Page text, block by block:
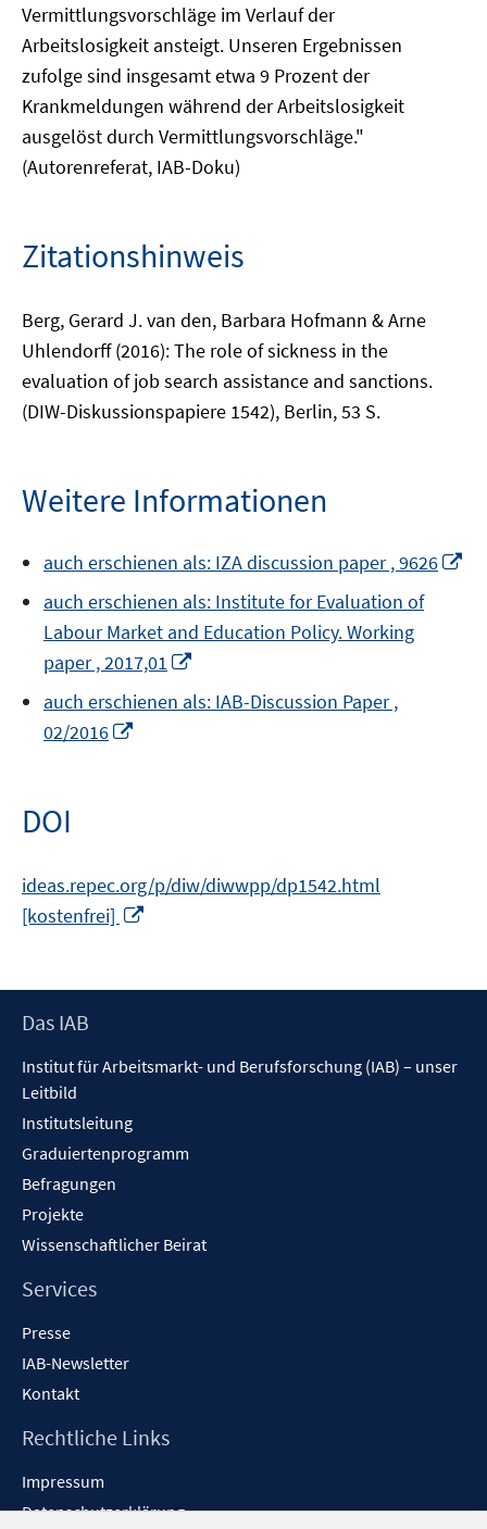
Vermittlungsvorschläge im Verlauf der
Arbeitslosigkeit ansteigt. Unseren Ergebnissen
zufolge sind insgesamt etwa 9 Prozent der
Krankmeldungen während der Arbeitslosigkeit
ausgelöst durch Vermittlungsvorschläge."
(Autorenreferat, IAB-Doku)
Zitationshinweis
Berg, Gerard J. van den, Barbara Hofmann & Arne
Uhlendorff (2016): The role of sickness in the
evaluation of job search assistance and sanctions.
(DIW-Diskussionspapiere 1542), Berlin, 53 S.
Weitere Informationen
auch erschienen als: IZA discussion paper , 9626
auch erschienen als: Institute for Evaluation of
Labour Market and Education Policy. Working
paper , 2017,01
Fenster
auch erschienen als: IAB-Discussion Paper ,
02/2016
DOI
ideas.repec.org/p/diw/diwwpp/dp1542.html
[kostenfrei]
öffnen
Footer
Das IAB
Institut für Arbeitsmarkt- und Berufsforschung (IAB) – unser
Leitbild
Institutsleitung
Graduiertenprogramm
Befragungen
Projekte
Wissenschaftlicher Beirat
Services
Presse
IAB-Newsletter
Kontakt
Rechtliche Links
Impressum
Datenschutzerklärung